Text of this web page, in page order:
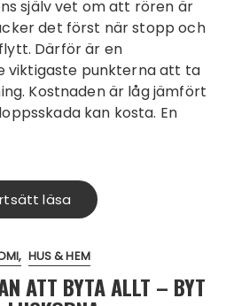
själv vet om att rören är
det först när stopp och
Därför är en
viktigaste punkterna att ta
Kostnaden är låg jämfört
kan kosta. En
läsa
HUS & HEM
ATT BYTA ALLT – BYT